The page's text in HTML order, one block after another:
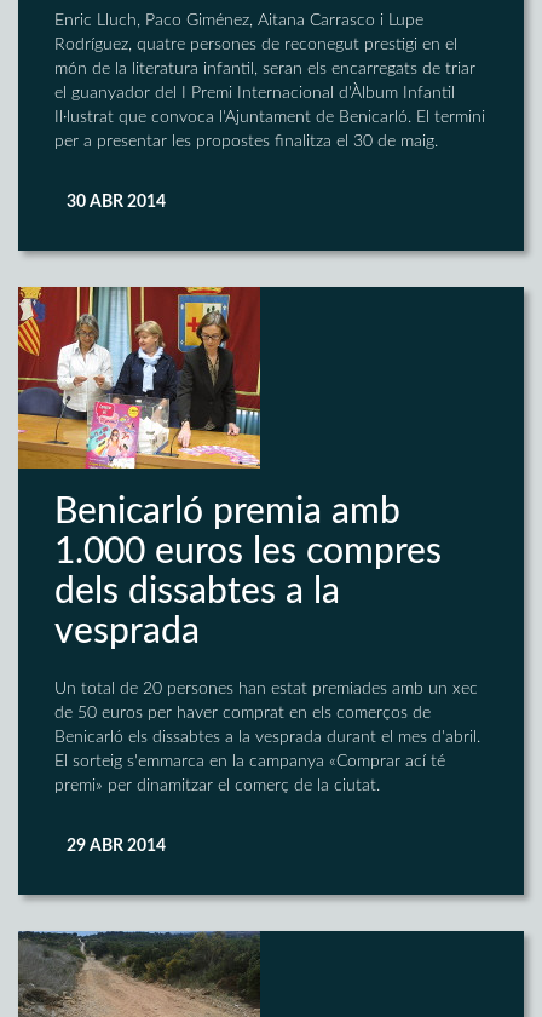
Enric Lluch, Paco Giménez, Aitana Carrasco i Lupe
Rodríguez, quatre persones de reconegut prestigi en el
món de la literatura infantil, seran els encarregats de triar
el guanyador del I Premi Internacional d'Àlbum Infantil
Il·lustrat que convoca l'Ajuntament de Benicarló. El termini
per a presentar les propostes finalitza el 30 de maig.
30 ABR 2014
Benicarló premia amb
1.000 euros les compres
dels dissabtes a la
vesprada
Un total de 20 persones han estat premiades amb un xec
de 50 euros per haver comprat en els comerços de
Benicarló els dissabtes a la vesprada durant el mes d'abril.
El sorteig s'emmarca en la campanya «Comprar ací té
premi» per dinamitzar el comerç de la ciutat.
29 ABR 2014